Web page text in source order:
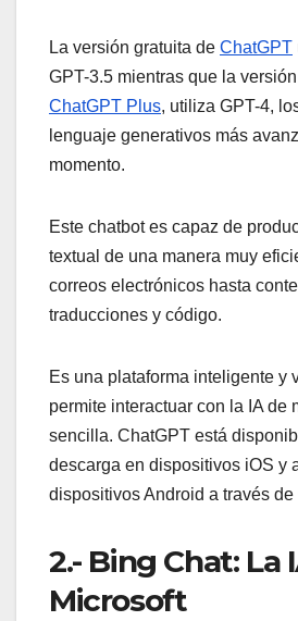
La versión gratuita de ChatGPT
GPT-3.5 mientras que la
ChatGPT Plus, utiliza GPT-4,
lenguaje generativos más
momento.
Este chatbot es capaz de
textual de una manera muy
correos electrónicos hasta
traducciones y código.
Es una plataforma inteligente y
permite interactuar con la IA de
sencilla. ChatGPT está
descarga en dispositivos iOS y
dispositivos Android a través de
2.- Bing Chat: La
Microsoft